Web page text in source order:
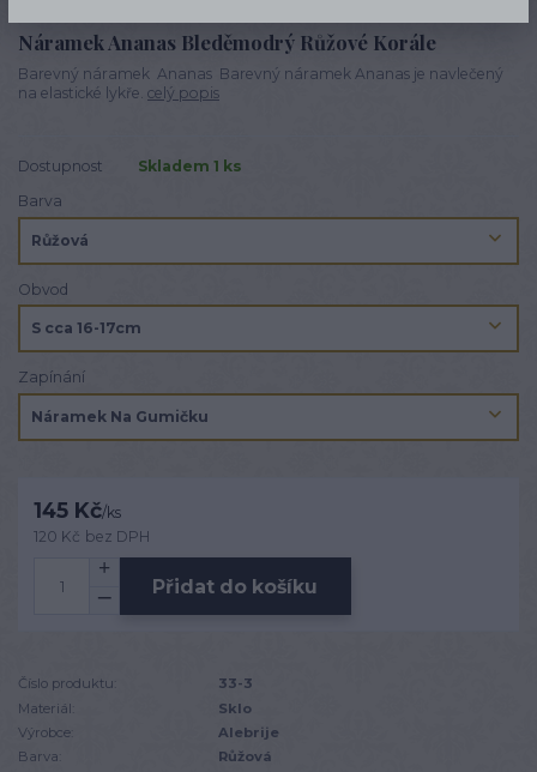
Náramek Ananas Bleděmodrý Růžové Korále
Barevný náramek Ananas Barevný náramek Ananas je navlečený
na elastické lykře. celý popis
Dostupnost
Skladem 1 ks
Barva
Obvod
Zapínání
145 Kč/ks
120 Kč bez DPH
Přidat do košíku
Číslo produktu:
33-3
Materiál:
Sklo
Výrobce:
Alebrije
Barva:
Růžová